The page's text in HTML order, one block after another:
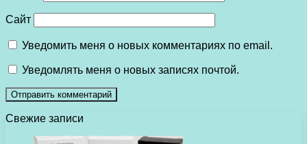
Сайт
Уведомить меня о новых комментариях по email.
Уведомлять меня о новых записях почтой.
Свежие записи